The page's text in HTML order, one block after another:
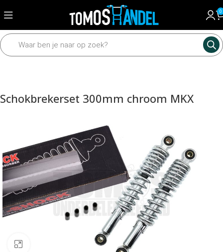
0
Home Framedelen Schokbreker Schokbrekers
Schokbrekerset 300mm chroom MKX
Klik om te vergroten